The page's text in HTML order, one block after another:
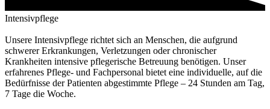
Intensivpflege
Unsere Intensivpflege richtet sich an Menschen, die aufgrund
schwerer Erkrankungen, Verletzungen oder chronischer
Krankheiten intensive pflegerische Betreuung benötigen. Unser
erfahrenes Pflege- und Fachpersonal bietet eine individuelle, auf die
Bedürfnisse der Patienten abgestimmte Pflege – 24 Stunden am Tag,
7 Tage die Woche.